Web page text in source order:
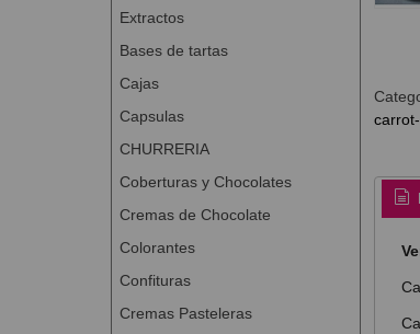
Extractos
Bases de tartas
Cajas
Capsulas
CHURRERIA
Coberturas y Chocolates
Cremas de Chocolate
Colorantes
Confituras
Cremas Pasteleras